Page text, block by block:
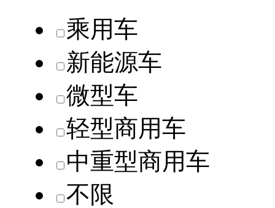
乘用车
新能源车
微型车
轻型商用车
中重型商用车
不限